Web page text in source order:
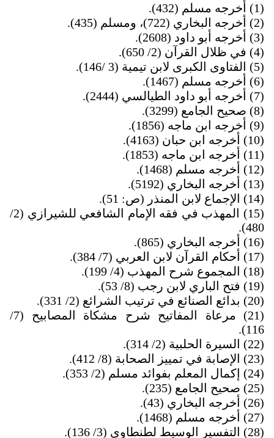
(1)
أخرجه مسلم (432).
(2)
أخرجه البخاري (722)، ومسلم (435).
(3)
أخرجه أبو داود (2608).
(4)
في ظلال القرآن (2/ 650).
(5)
الفتاوى الكبرى لابن تيمية (3 /
146).
(6)
أخرجه مسلم (1467).
(7)
أخرجه أبو داود الطيالسي (2444).
(8)
صحيح الجامع (3299).
(9)
أخرجه ابن ماجه (1856).
(10)
أخرجه ابن حبان (4163).
(11)
أخرجه ابن ماجه (1853).
(12)
أخرجه مسلم (1468).
(13)
أخرجه البخاري (5192).
(14)
الإجماع لابن المنذر (ص: 51)
.
(15)
المهذب في فقه الإمام الشافعي للشيرازي (2/
480).
(16)
أخرجه البخاري (865).
(17)
أحكام القرآن لابن العربي (7/ 384).
(18)
المجموع شرح المهذب (4/ 199).
(19)
فتح الباري لابن رجب (8/ 53).
(20)
بدائع الصنائع في ترتيب الشرائع (2/ 331).
(21)
مرعاة المفاتيح شرح مشكاة المصابيح (7/
116).
(22)
السيرة الحلبية (2/ 314).
(23)
الإصابة في تمييز الصحابة (8/ 412).
(24)
إكمال المعلم بفوائد مسلم (2/ 353).
(25)
صحيح الجامع (235).
(26)
أخرجه البخاري (43).
(27)
أخرجه مسلم (1468).
(28)
التفسير الوسيط لطنطاوي (3/ 136).